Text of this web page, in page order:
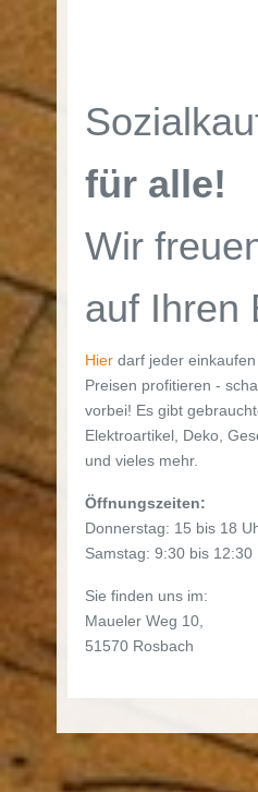
für alle!
Wir
auf Ihren
Hier darf jeder
Preisen profitieren -
vorbei! Es gibt
Elektroartikel, Deko,
und vieles mehr.
Öffnungszeiten:
Donnerstag: 15 bis 18
Samstag: 9:30 bis 12:30
Sie finden uns im:
Maueler Weg 10,
51570 Rosbach